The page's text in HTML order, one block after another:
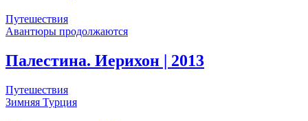
Путешествия
Авантюры продолжаются
Палестина. Иерихон | 2013
Путешествия
Зимняя Турция